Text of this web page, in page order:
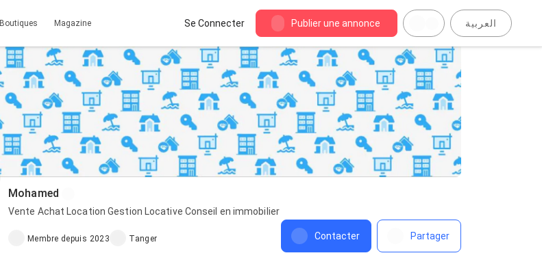
Boutiques Magazine Se Connecter Publier une annonce العربية
Mohamed
Vente Achat Location Gestion Locative Conseil en immobilier
Membre depuis 2023 Tanger Contacter Partager